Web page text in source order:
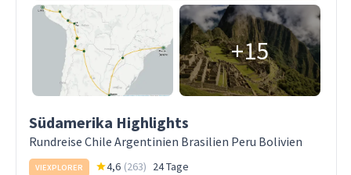
+15
Südamerika Highlights
Rundreise Chile Argentinien Brasilien Peru Bolivien
VIEXPLORER 4,6 (263) 24 Tage